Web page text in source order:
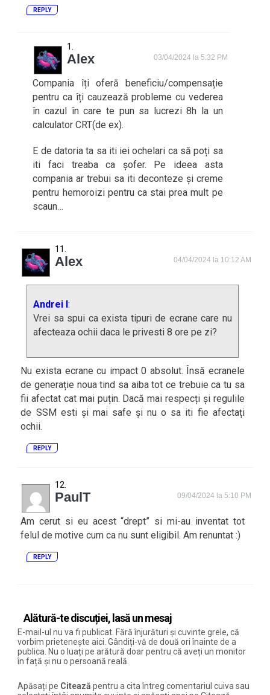
REPLY
Alex 03/04/2024 la 5:32 PM
Compania îți oferă beneficiu/compensație
pentru ca îți cauzează probleme cu vederea
în cazul în care te pun sa lucrezi 8h la un
calculator CRT(de ex).
E de datoria ta sa iti iei ochelari ca să poți sa
iti faci treaba ca șofer. Pe ideea asta
compania ar trebui sa iti deconteze și creme
pentru hemoroizi pentru ca stai prea mult pe
scaun…
Alex 04/04/2024 la 10:12 AM
Andrei I:
Vrei sa spui ca exista tipuri de ecrane care nu
afecteaza ochii daca le privesti 8 ore pe zi?
Nu exista ecrane cu impact 0 absolut. Însă ecranele
de generație noua tind sa aiba tot ce trebuie ca tu sa
fii afectat cat mai puțin. Dacă mai respecți și regulile
de SSM esti și mai safe și nu o sa iti fie afectați
ochii.
REPLY
PaulT 09/04/2024 la 5:10 PM
Am cerut si eu acest “drept” si mi-au inventat tot
felul de motive cum ca nu sunt eligibil. Am renuntat :)
REPLY
Alătură-te discuției, lasă un mesaj
E-mail-ul nu va fi publicat. Fără înjurături și cuvinte grele, că
vorbim prietenește aici. Gândiți-vă de două ori înainte de a
publica. Nu o luați pe arătură doar pentru că aveți un monitor
în față și nu o persoană reală.
Apăsați pe Citează pentru a cita întreg comentariul cuiva sau